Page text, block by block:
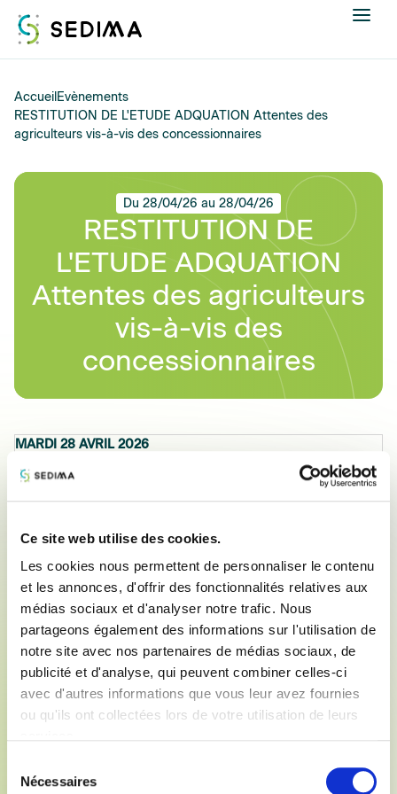
Ce site web utilise des cookies.
Les cookies nous permettent de personnaliser le contenu
et les annonces, d'offrir des fonctionnalités relatives aux
médias sociaux et d'analyser notre trafic. Nous
partageons également des informations sur l'utilisation de
notre site avec nos partenaires de médias sociaux, de
publicité et d'analyse, qui peuvent combiner celles-ci
avec d'autres informations que vous leur avez fournies
ou qu'ils ont collectées lors de votre utilisation de leurs
Nécessaires
Nous connaître
Actualités
Assistance et expertise
Offres d'emploi
Accueil Evènements
RESTITUTION DE L'ETUDE ADQUATION Attentes des
agriculteurs vis-à-vis des concessionnaires
Du 28/04/26 au 28/04/26
RESTITUTION DE
L'ETUDE ADQUATION
Attentes des agriculteurs
vis-à-vis des
concessionnaires
MARDI 28 AVRIL 2026
MAISON DE LA MECANIQUE
Nous vous proposons de détailler, sans filtre, les résultats de
l'enquète ADquation SEDIMA 2026 :
Attentes des agriculteurs vis-à-vis des concessionnaires.
Cette enquête réalisée en janvier 2026 auprès de 1406
agriculteurs a été analysée pour une présentation courte lors
des SEDIMA'S DAYS le 10 avril 2026. Elle révèle que les
agriculteurs réclament toujours une grande proximité, des
connaissances techniques et un savoir-être de la
pour en tirer les enseignements majeurs.